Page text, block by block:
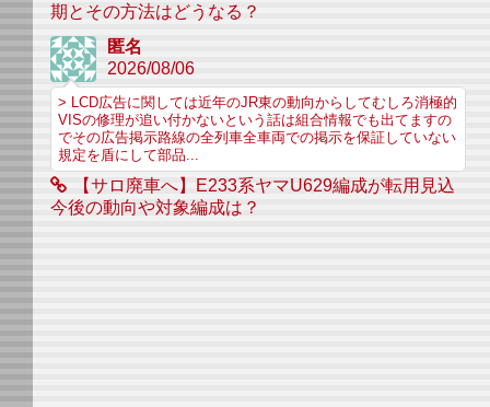
期とその方法はどうなる？
匿名
2026/08/06
> LCD広告に関しては近年のJR東の動向からしてむしろ消極的
VISの修理が追い付かないという話は組合情報でも出てますの
でその広告掲示路線の全列車全車両での掲示を保証していない
規定を盾にして部品...
【サロ廃車へ】E233系ヤマU629編成が転用見込
今後の動向や対象編成は？